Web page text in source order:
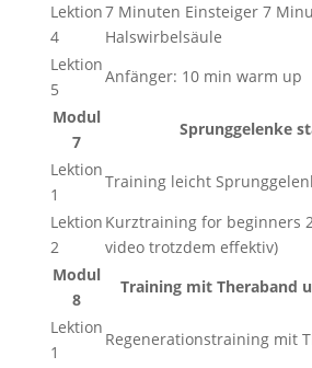
Lektion
4
7 Minuten Einsteiger 7
Halswirbelsäule
Lektion
5
Anfänger: 10 min warm up
Modul
7
Sprunggelenke
Lektion
1
Training leicht
Lektion
2
Kurztraining for beginners
video trotzdem effektiv)
Modul
8
Training mit Theraband
Lektion
1
Regenerationstraining mit